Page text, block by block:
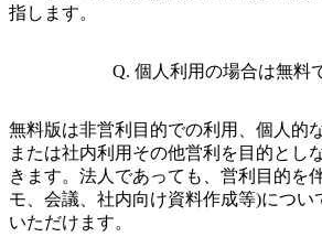
指します。
Q. 個人利用の場合は無料
無料版は非営利目的での利用、個人的
または社内利用その他営利を目的とし
きます。法人であっても、営利目的を
モ、会議、社内向け資料作成等)につい
いただけます。